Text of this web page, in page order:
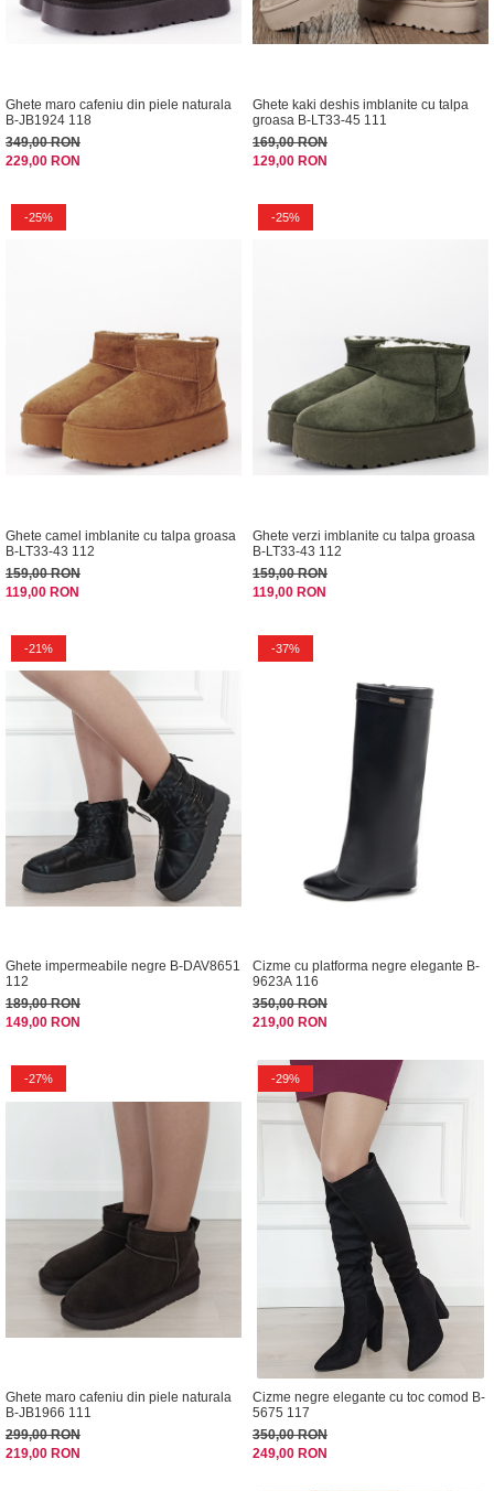
Ghete maro cafeniu din piele naturala
B-JB1924 118
349,00 RON
229,00 RON
Ghete kaki deshis imblanite cu talpa
groasa B-LT33-45 111
169,00 RON
129,00 RON
-25%
Ghete camel imblanite cu talpa groasa
B-LT33-43 112
159,00 RON
119,00 RON
-25%
Ghete verzi imblanite cu talpa groasa
B-LT33-43 112
159,00 RON
119,00 RON
-21%
Ghete impermeabile negre B-DAV8651
112
189,00 RON
149,00 RON
-37%
Cizme cu platforma negre elegante B-
9623A 116
350,00 RON
219,00 RON
-27%
Ghete maro cafeniu din piele naturala
B-JB1966 111
299,00 RON
219,00 RON
-29%
Cizme negre elegante cu toc comod B-
5675 117
350,00 RON
249,00 RON